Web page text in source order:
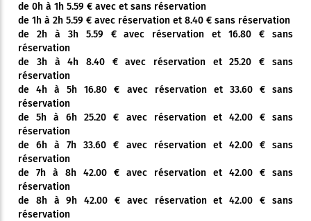
de 0h à 1h 5.59 € avec et sans réservation
de 1h à 2h 5.59 € avec réservation et 8.40 € sans réservation
de 2h à 3h 5.59 € avec réservation et 16.80 € sans
réservation
de 3h à 4h 8.40 € avec réservation et 25.20 € sans
réservation
de 4h à 5h 16.80 € avec réservation et 33.60 € sans
réservation
de 5h à 6h 25.20 € avec réservation et 42.00 € sans
réservation
de 6h à 7h 33.60 € avec réservation et 42.00 € sans
réservation
de 7h à 8h 42.00 € avec réservation et 42.00 € sans
réservation
de 8h à 9h 42.00 € avec réservation et 42.00 € sans
réservation